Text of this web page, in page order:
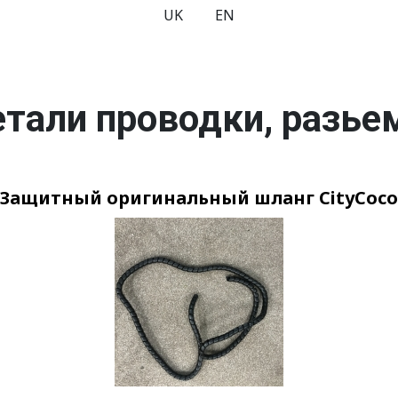
UK EN
проводки,
Защитный оригинальный шланг CityCoco